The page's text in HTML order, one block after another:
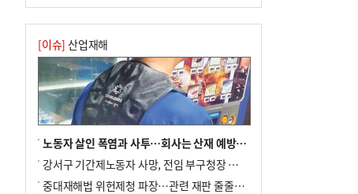
10 서울 중랑구서 흉기 난동…60대 남성 2명
사망
[이슈] 산업재해
노동자 살인 폭염과 사투…회사는 산재 예방·전기료 절감 전력
강서구 기간제노동자 사망, 전임 부구청장 檢 송치
중대재해법 위헌제청 파장…관련 재판 줄줄이 브레이크